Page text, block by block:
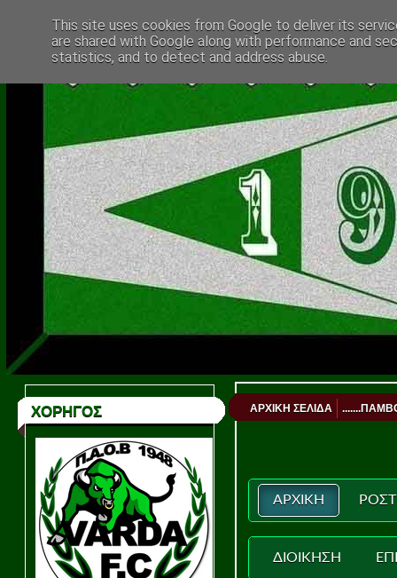
ΧΟΡΗΓΟΣ ΑΡΧΙΚΗ ΣΕΛΙΔΑ
ΑΡΧΙΚΗ
ΔΙΟΙΚΗΣΗ
This site uses cookies from Google to deliver its
are shared with Google along with performance and
statistics, and to detect and address abuse.